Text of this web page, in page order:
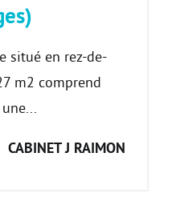
situé en rez-de-
m2 comprend
CABINET J RAIMON